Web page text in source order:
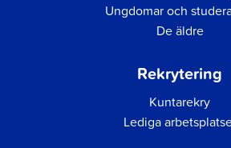
Ungdomar och
De äldre
Rekrytering
Kuntarekry
Lediga